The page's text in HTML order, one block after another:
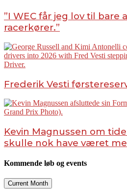
”I WEC får jeg lov til bare
racerkører.”
Frederik Vesti
Kevin Magnussen om
skulle nok have været
Kommende løb og events
Current Month